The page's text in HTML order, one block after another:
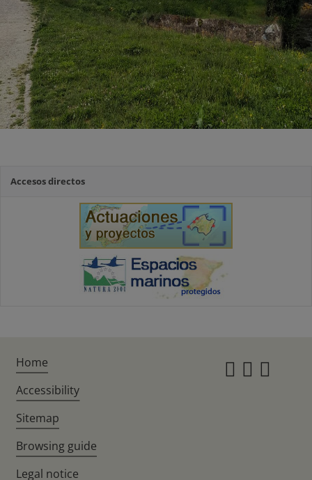
Accesos directos
Home
Accessibility
Sitemap
Browsing guide
Legal notice